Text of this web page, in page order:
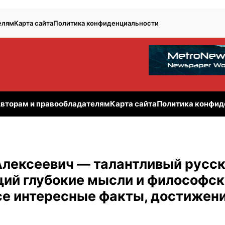
Карта сайтаПолитика конфиденциальности
и правообладателямКарта сайтаПолитика
— талантливый
глубокие мысли и
интересные факты,